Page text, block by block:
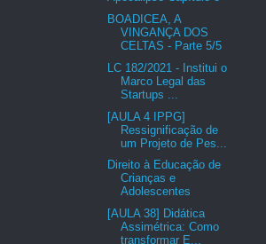
BOADICEA, A
VINGANÇA DOS
CELTAS - Parte 5/5
LC 182/2021 - Institui o
Marco Legal das
Startups ...
[AULA 4 IPPG]
Ressignificação de
um Projeto de Pes...
Direito à Educação de
Crianças e
Adolescentes
[AULA 38] Didática
Assimétrica: Como
transformar E...